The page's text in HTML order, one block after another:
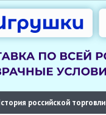
российской торговли